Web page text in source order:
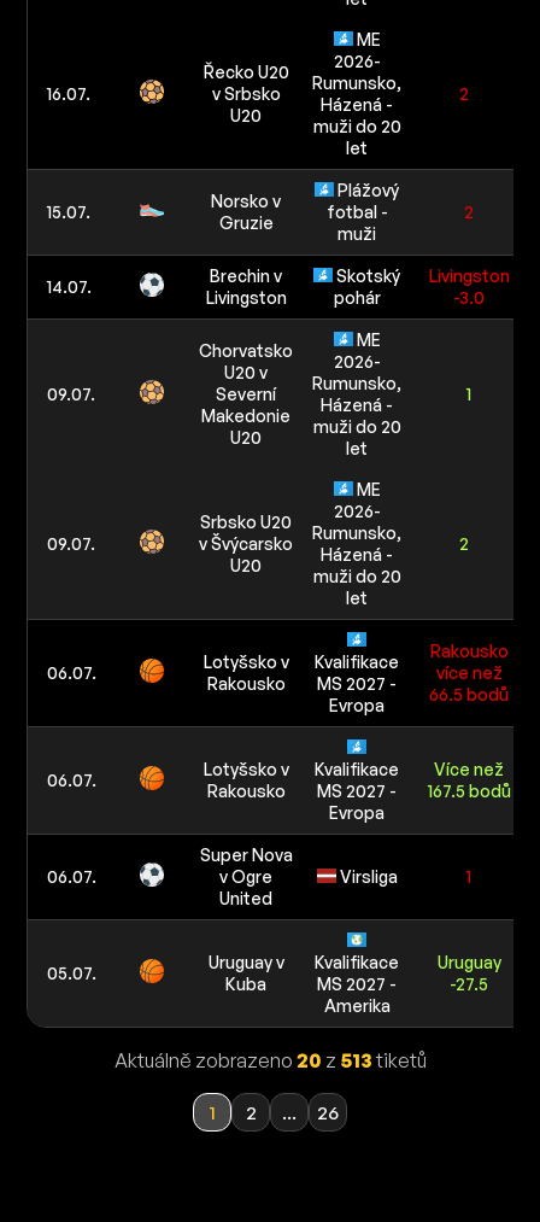
16.07.
Řecko U20
v Srbsko
U20
ME
2026-
Rumunsko,
Házená -
muži do 20
let
2
15.07.
Norsko v
Gruzie
Plážový
fotbal -
muži
2
14.07.
Brechin v
Livingston
Skotský
pohár
Livingston
-3.0
09.07.
Chorvatsko
U20 v
Severní
Makedonie
U20
ME
2026-
Rumunsko,
Házená -
muži do 20
let
1
09.07.
Srbsko U20
v Švýcarsko
U20
ME
2026-
Rumunsko,
Házená -
muži do 20
let
2
06.07.
Lotyšsko v
Rakousko
Kvalifikace
MS 2027 -
Evropa
Rakousko
více než
66.5 bodů
06.07.
Lotyšsko v
Rakousko
Kvalifikace
MS 2027 -
Evropa
Více než
167.5 bodů
06.07.
Super Nova
v Ogre
United
Virsliga 1
05.07.
Uruguay v
Kuba
Kvalifikace
MS 2027 -
Amerika
Uruguay
-27.5
Aktuálně zobrazeno 20 z 513tiketů
1 2 ... 26